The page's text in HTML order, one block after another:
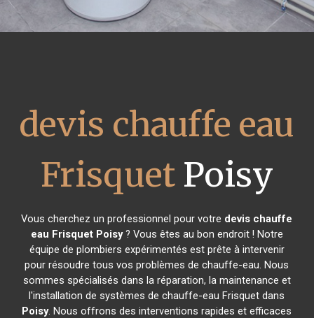
devis chauffe eau
FrisquetPoisy
Vous cherchez un professionnel pour votre devis chauffe
eau Frisquet Poisy? Vous êtes au bon endroit ! Notre
équipe de plombiers expérimentés est prête à intervenir
pour résoudre tous vos problèmes de chauffe-eau. Nous
sommes spécialisés dans la réparation, la maintenance et
l'installation de systèmes de chauffe-eau Frisquet dans
Poisy. Nous offrons des interventions rapides et efficaces